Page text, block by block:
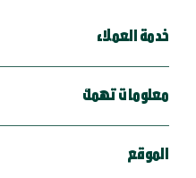
خدمة العملاء
معلومات تهمك
الموقع